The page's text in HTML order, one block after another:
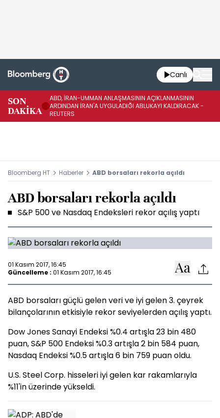
Canlı
SON
DAKİKA
ABD, İRAN-UMMAN ANLAŞMASININ AÇIKLANMASININ
ARDINDAN İRAN'A UYGULADIĞI ABLUKAYI KALDIRACAK -
REUTERS
Bloomberg HT Haberler ABD borsaları rekorla açıldı
ABD borsaları rekorla açıldı
S&P 500 ve Nasdaq Endeksleri rekor açılış yaptı
01 Kasım 2017, 16:45
Güncelleme : 01 Kasım 2017, 16:45
ABD borsaları güçlü gelen veri ve iyi gelen 3. çeyrek
bilançolarının etkisiyle rekor seviyelerden açılış yaptı.
Dow Jones Sanayi Endeksi %0.4 artışla 23 bin 480
puan, S&P 500 Endeksi %0.3 artışla 2 bin 584 puan,
Nasdaq Endeksi %0.5 artışla 6 bin 759 puan oldu.
U.S. Steel Corp. hisseleri iyi gelen kar rakamlarıyla
%11'in üzerinde yükseldi.